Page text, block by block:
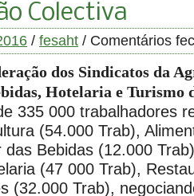
Colectiva
/ fesaht / Comentários
dos Sindicatos da
Hotelaria e Turismo
335 000 trabalhadores
(54.000 Trab),
Bebidas (12.000
(47 000 Trab),
(32.000 Trab),